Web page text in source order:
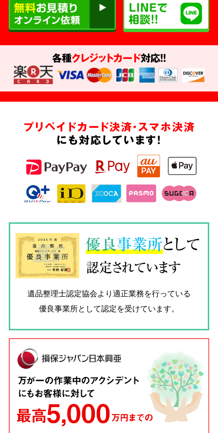
各種クレジットカード対応!!
プリペイドカード決済・スマホ決済
にも対応しています!
優良事業所として
認定されています
遺品整理士認定協会より適正業務を行っている
優良事業所として認定を受けています。